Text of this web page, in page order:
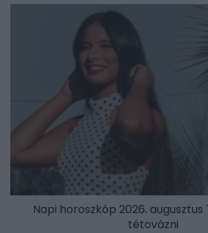
Napi horoszkóp 2026. augusztus
tétovázni